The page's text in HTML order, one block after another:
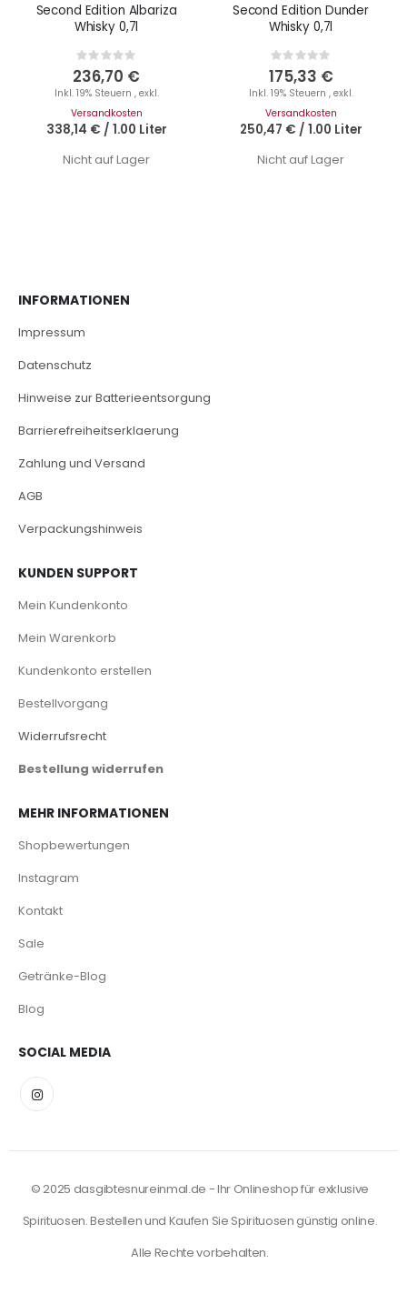
Second Edition Albariza
Whisky 0,7l
Rating:
0%
236,70 €
Inkl. 19% Steuern , exkl.
Versandkosten
338,14 € / 1.00 Liter
Nicht auf Lager
Second Edition Dunder
Whisky 0,7l
Rating:
0%
175,33 €
Inkl. 19% Steuern , exkl.
Versandkosten
250,47 € / 1.00 Liter
Nicht auf Lager
INFORMATIONEN
Impressum
Datenschutz
Hinweise zur Batterieentsorgung
Barrierefreiheitserklaerung
Zahlung und Versand
AGB
Verpackungshinweis
KUNDEN SUPPORT
Mein Kundenkonto
Mein Warenkorb
Kundenkonto erstellen
Bestellvorgang
Widerrufsrecht
Bestellung widerrufen
MEHR INFORMATIONEN
Shopbewertungen
Instagram
Kontakt
Sale
Getränke-Blog
Blog
SOCIAL MEDIA
© 2025 dasgibtesnureinmal.de - Ihr Onlineshop für exklusive
Spirituosen. Bestellen und Kaufen Sie Spirituosen günstig online.
Alle Rechte vorbehalten.